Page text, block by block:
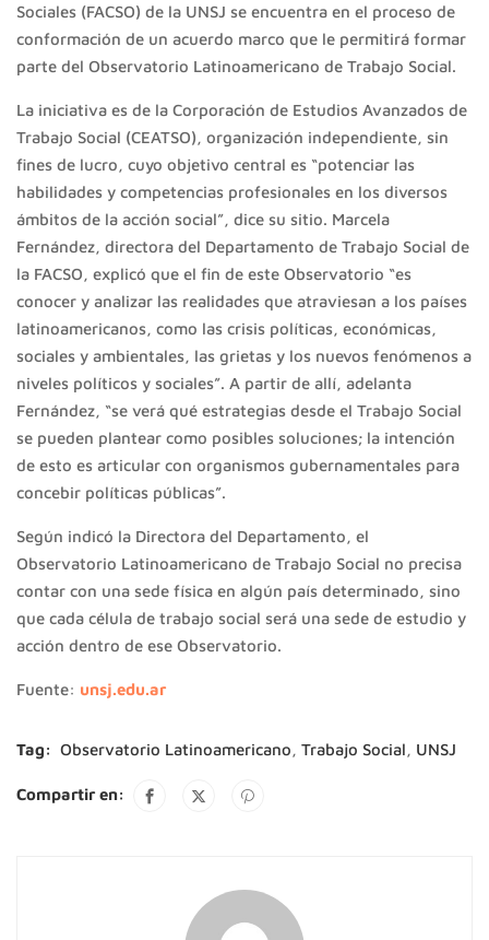
Sociales (FACSO) de la UNSJ se encuentra en el proceso de
conformación de un acuerdo marco que le permitirá formar
parte del Observatorio Latinoamericano de Trabajo Social.
La iniciativa es de la Corporación de Estudios Avanzados de
Trabajo Social (CEATSO), organización independiente, sin
fines de lucro, cuyo objetivo central es “potenciar las
habilidades y competencias profesionales en los diversos
ámbitos de la acción social”, dice su sitio. Marcela
Fernández, directora del Departamento de Trabajo Social de
la FACSO, explicó que el fin de este Observatorio “es
conocer y analizar las realidades que atraviesan a los países
latinoamericanos, como las crisis políticas, económicas,
sociales y ambientales, las grietas y los nuevos fenómenos a
niveles políticos y sociales”. A partir de allí, adelanta
Fernández, “se verá qué estrategias desde el Trabajo Social
se pueden plantear como posibles soluciones; la intención
de esto es articular con organismos gubernamentales para
concebir políticas públicas”.
Según indicó la Directora del Departamento, el
Observatorio Latinoamericano de Trabajo Social no precisa
contar con una sede física en algún país determinado, sino
que cada célula de trabajo social será una sede de estudio y
acción dentro de ese Observatorio.
Fuente: unsj.edu.ar
Tag: Observatorio Latinoamericano, Trabajo Social, UNSJ
Compartir en: